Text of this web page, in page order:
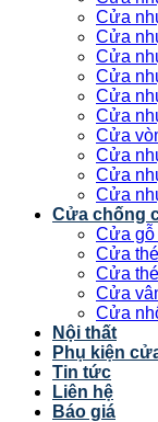
Cửa
Cửa
Cửa
Cửa
Cửa
Cửa
Cửa
Cửa
Cửa
Cửa
Cửa chống
Cửa gỗ
Cửa
Cửa
Cửa
Cửa
Nội thất
Phụ kiện
Tin tức
Liên hệ
Báo giá